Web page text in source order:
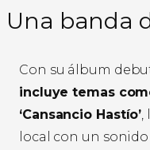
Una banda
Con su álbum
incluye temas
‘Cansancio Hastío’
local con un